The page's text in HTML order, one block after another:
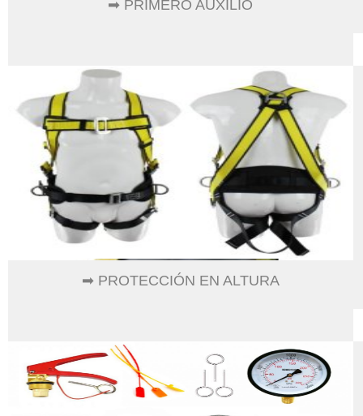
➡ PRIMERO AUXILIO
➡ PROTECCIÓN EN ALTURA